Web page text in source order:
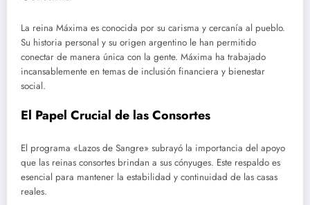
La reina Máxima es conocida por su carisma y cercanía al pueblo.
Su historia personal y su origen argentino le han permitido
conectar de manera única con la gente. Máxima ha trabajado
incansablemente en temas de inclusión financiera y bienestar
social.
El Papel Crucial de las Consortes
El programa «Lazos de Sangre» subrayó la importancia del apoyo
que las reinas consortes brindan a sus cónyuges. Este respaldo es
esencial para mantener la estabilidad y continuidad de las casas
reales.